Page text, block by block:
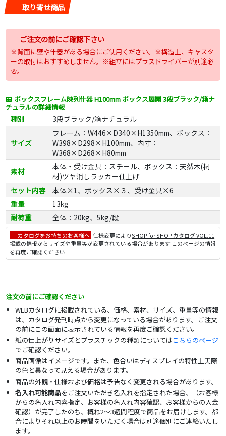
取り寄せ商品
ご注文の前にご確認下さい
※背面に壁や什器がある場合にご使用ください。※構造上、キャスタ
ーの取付はおすすめしません。※組立にはプラスドライバーが別途必
要。
ボックスフレーム陳列什器 H100mm ボックス展開 3段ブラック/箱ナ
チュラルの詳細情報
種別 3段ブラック/箱ナチュラル
サイズ
フレーム：W446×D340×H1350mm、ボックス：
W398×D298×H100mm、内寸：
W368×D268×H80mm
素材
本体・受け金具：スチール、ボックス：天然木(桐
材)ツヤ消しラッカー仕上げ
セット内容
本体×1、ボックス×３、受け金具×6
重量
13kg
耐荷重
全体：20kg、5kg/段
カタログをお持ちのお客様へ 仕様変更によりSHOP for SHOP カタログ VOL.11
掲載の情報からサイズや重量等が変更されている場合があります このページの情報
を再度ご確認ください
注文の前にご確認ください
WEBカタログに掲載されている、価格、素材、サイズ、重量等の情報
は、カタログ発刊時点から変更になっている場合があります。ご注文
の前にこの画面に表示されている情報を再度ご確認ください。
紙の仕上がりサイズとプラスチックの種類についてはこちらのページ
でご確認ください。
商品画像はイメージです。また、色合いはディスプレイの特性上実際
の色と異なって見える場合があります。
商品の外観・仕様および価格は予告なく変更される場合があります。
名入れ可能商品をご注文いただき名入れを指定された場合、（お客様
からの名入れ内容指定、お客様の名入れ内容確認、お客様からの入金
確認）が完了したのち、概ね2～3週間程度で商品をお届けします。都
合によりそれ以上のお時間をいただく場合は別途個別にご連絡いたし
ます。